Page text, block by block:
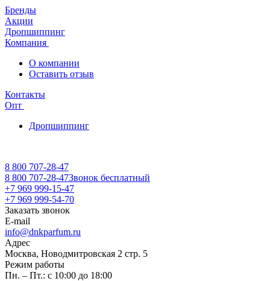
Бренды
Акции
Дропшиппинг
Компания
О компании
Оставить отзыв
Контакты
Опт
Дропшиппинг
8 800 707-28-47
8 800 707-28-47Звонок бесплатный
+7 969 999-15-47
+7 969 999-54-70
Заказать звонок
E-mail
info@dnkparfum.ru
Адрес
Москва, Новодмитровская 2 стр. 5
Режим работы
Пн. – Пт.: с 10:00 до 18:00